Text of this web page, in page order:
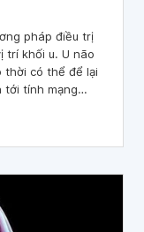
pháp điều trị
trí khối u. U não
thời có thể để lại
tới tính mạng